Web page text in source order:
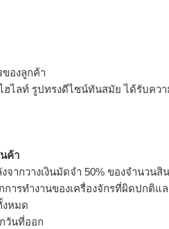
องลูกค้า
ไลท์ รูปทรงดีไซน์ทันสมัย ได้รับคว
ค้า
จากวางเงินมัดจำ 50% ของจำนวน
การทำงานของเครื่องจักรที่ผิดปกติแ
งหมด
วันที่ออก